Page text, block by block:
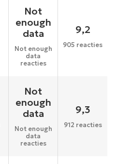
Not
enough
data
Not enough
data
reacties
9,2
905 reacties
Not
enough
data
Not enough
data
reacties
9,3
912 reacties